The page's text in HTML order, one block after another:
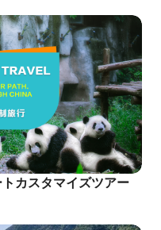
カスタマイズツアー